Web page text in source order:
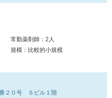
常勤薬剤師：2人
規模：比較的小規模
２０号 Ｓビル１階